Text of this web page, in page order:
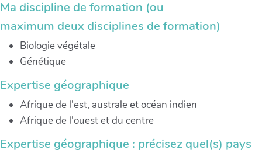
Ma discipline de formation (ou
maximum deux disciplines de formation)
Biologie végétale
Génétique
Expertise géographique
Afrique de l'est, australe et océan indien
Afrique de l'ouest et du centre
Expertise géographique : précisez quel(s) pays